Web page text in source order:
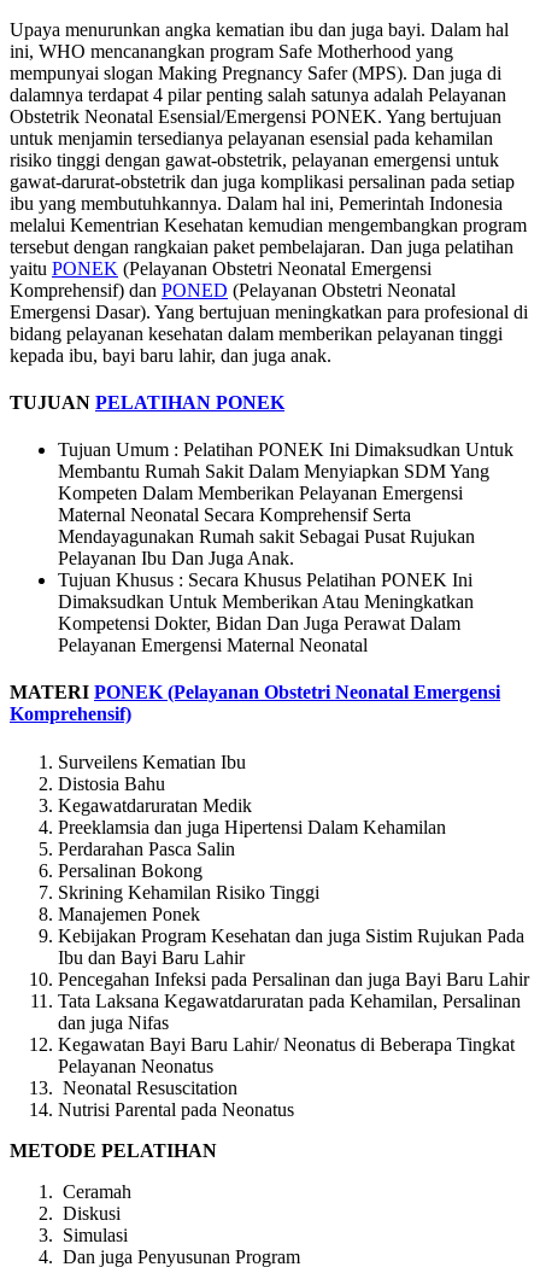
Upaya menurunkan angka kematian ibu dan juga bayi. Dalam hal
ini, WHO mencanangkan program Safe Motherhood yang
mempunyai slogan Making Pregnancy Safer (MPS). Dan juga di
dalamnya terdapat 4 pilar penting salah satunya adalah Pelayanan
Obstetrik Neonatal Esensial/Emergensi PONEK. Yang bertujuan
untuk menjamin tersedianya pelayanan esensial pada kehamilan
risiko tinggi dengan gawat-obstetrik, pelayanan emergensi untuk
gawat-darurat-obstetrik dan juga komplikasi persalinan pada setiap
ibu yang membutuhkannya. Dalam hal ini, Pemerintah Indonesia
melalui Kementrian Kesehatan kemudian mengembangkan program
tersebut dengan rangkaian paket pembelajaran. Dan juga pelatihan
yaitu PONEK (Pelayanan Obstetri Neonatal Emergensi
Komprehensif) dan PONED (Pelayanan Obstetri Neonatal
Emergensi Dasar). Yang bertujuan meningkatkan para profesional di
bidang pelayanan kesehatan dalam memberikan pelayanan tinggi
kepada ibu, bayi baru lahir, dan juga anak.
TUJUAN PELATIHAN PONEK
Tujuan Umum : Pelatihan PONEK Ini Dimaksudkan Untuk
Membantu Rumah Sakit Dalam Menyiapkan SDM Yang
Kompeten Dalam Memberikan Pelayanan Emergensi
Maternal Neonatal Secara Komprehensif Serta
Mendayagunakan Rumah sakit Sebagai Pusat Rujukan
Pelayanan Ibu Dan Juga Anak.
Tujuan Khusus : Secara Khusus Pelatihan PONEK Ini
Dimaksudkan Untuk Memberikan Atau Meningkatkan
Kompetensi Dokter, Bidan Dan Juga Perawat Dalam
Pelayanan Emergensi Maternal Neonatal
MATERI PONEK (Pelayanan Obstetri Neonatal Emergensi
Komprehensif)
Surveilens Kematian Ibu
Distosia Bahu
Kegawatdaruratan Medik
Preeklamsia dan juga Hipertensi Dalam Kehamilan
Perdarahan Pasca Salin
Persalinan Bokong
Skrining Kehamilan Risiko Tinggi
Manajemen Ponek
Kebijakan Program Kesehatan dan juga Sistim Rujukan Pada
Ibu dan Bayi Baru Lahir
Pencegahan Infeksi pada Persalinan dan juga Bayi Baru Lahir
Tata Laksana Kegawatdaruratan pada Kehamilan, Persalinan
dan juga Nifas
Kegawatan Bayi Baru Lahir/ Neonatus di Beberapa Tingkat
Pelayanan Neonatus
Neonatal Resuscitation
Nutrisi Parental pada Neonatus
METODE PELATIHAN
Ceramah
Diskusi
Simulasi
Dan juga Penyusunan Program